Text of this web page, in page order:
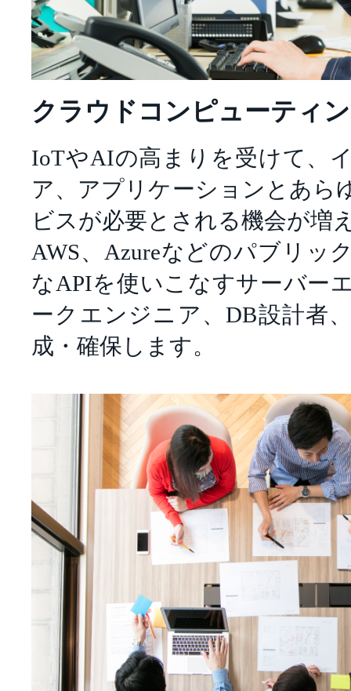
クラウドコンピューティ
IoTやAIの高まりを受けて、
ア、アプリケーションとあら
ビスが必要とされる機会が増
AWS、Azureなどのパブリッ
なAPIを使いこなすサーバー
ークエンジニア、DB設計者
成・確保します。